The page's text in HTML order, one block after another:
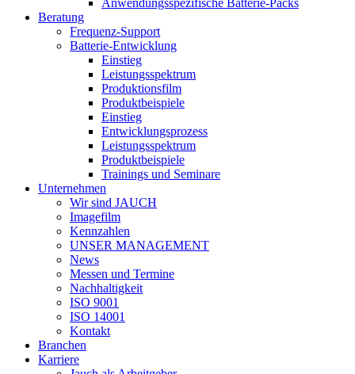
Anwendungsspezifische Batterie-Packs
Beratung
Frequenz-Support
Batterie-Entwicklung
Einstieg
Leistungsspektrum
Produktionsfilm
Produktbeispiele
Einstieg
Entwicklungsprozess
Leistungsspektrum
Produktbeispiele
Trainings und Seminare
Unternehmen
Wir sind JAUCH
Imagefilm
Kennzahlen
UNSER MANAGEMENT
News
Messen und Termine
Nachhaltigkeit
ISO 9001
ISO 14001
Kontakt
Branchen
Karriere